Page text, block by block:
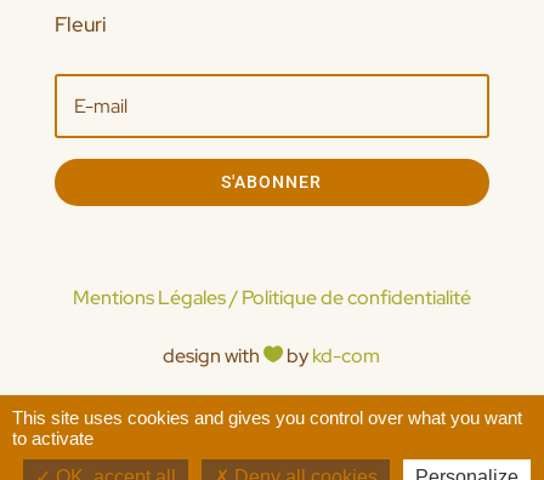
Fleuri
S'ABONNER
Mentions Légales / Politique de confidentialité
design with bykd-com
© 2026 - tous droits réservés
This site uses cookies and gives you control over what you want
to activate